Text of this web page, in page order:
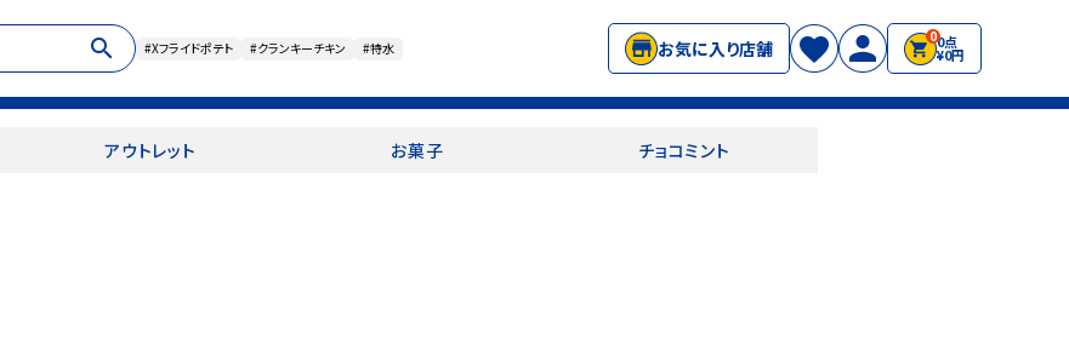
search #Xフライドポテト #クランキーチキン #特水 お気に入り店舗
00点
¥0円
アウトレット お菓子 チョコミント